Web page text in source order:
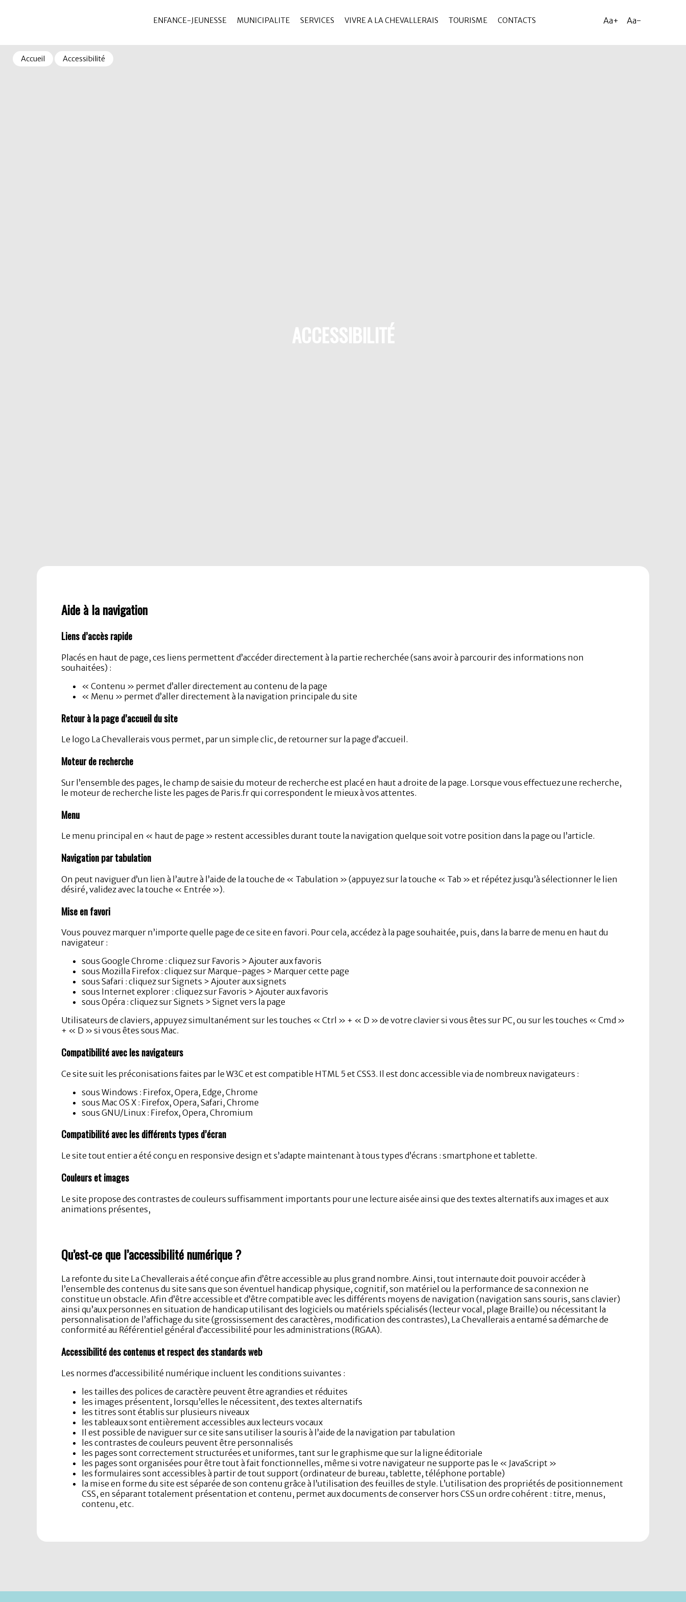
ENFANCE-JEUNESSE MUNICIPALITE SERVICES VIVRE A LA CHEVALLERAIS TOURISME CONTACTS Aa+ Aa-
Accueil Accessibilité
ACCESSIBILITÉ
Aide à la navigation
Liens d’accès rapide
Placés en haut de page, ces liens permettent d’accéder directement à la partie recherchée (sans avoir à parcourir des informations non
souhaitées) :
« Contenu » permet d’aller directement au contenu de la page
« Menu » permet d’aller directement à la navigation principale du site
Retour à la page d’accueil du site
Le logo La Chevallerais vous permet, par un simple clic, de retourner sur la page d’accueil.
Moteur de recherche
Sur l’ensemble des pages, le champ de saisie du moteur de recherche est placé en haut a droite de la page. Lorsque vous effectuez une recherche,
le moteur de recherche liste les pages de Paris.fr qui correspondent le mieux à vos attentes.
Menu
Le menu principal en « haut de page » restent accessibles durant toute la navigation quelque soit votre position dans la page ou l’article.
Navigation par tabulation
On peut naviguer d’un lien à l’autre à l’aide de la touche de « Tabulation » (appuyez sur la touche « Tab » et répétez jusqu’à sélectionner le lien
désiré, validez avec la touche « Entrée »).
Mise en favori
Vous pouvez marquer n’importe quelle page de ce site en favori. Pour cela, accédez à la page souhaitée, puis, dans la barre de menu en haut du
navigateur :
sous Google Chrome : cliquez sur Favoris > Ajouter aux favoris
sous Mozilla Firefox : cliquez sur Marque-pages > Marquer cette page
sous Safari : cliquez sur Signets > Ajouter aux signets
sous Internet explorer : cliquez sur Favoris > Ajouter aux favoris
sous Opéra : cliquez sur Signets > Signet vers la page
Utilisateurs de claviers, appuyez simultanément sur les touches « Ctrl » + « D » de votre clavier si vous êtes sur PC, ou sur les touches « Cmd »
+ « D » si vous êtes sous Mac.
Compatibilité avec les navigateurs
Ce site suit les préconisations faites par le W3C et est compatible HTML 5 et CSS3. Il est donc accessible via de nombreux navigateurs :
sous Windows : Firefox, Opera, Edge, Chrome
sous Mac OS X : Firefox, Opera, Safari, Chrome
sous GNU/Linux : Firefox, Opera, Chromium
Compatibilité avec les différents types d’écran
Le site tout entier a été conçu en responsive design et s’adapte maintenant à tous types d’écrans : smartphone et tablette.
Couleurs et images
Le site propose des contrastes de couleurs suffisamment importants pour une lecture aisée ainsi que des textes alternatifs aux images et aux
animations présentes,
Qu’est-ce que l’accessibilité numérique ?
La refonte du site La Chevallerais a été conçue afin d’être accessible au plus grand nombre. Ainsi, tout internaute doit pouvoir accéder à
l’ensemble des contenus du site sans que son éventuel handicap physique, cognitif, son matériel ou la performance de sa connexion ne
constitue un obstacle. Afin d’être accessible et d’être compatible avec les différents moyens de navigation (navigation sans souris, sans clavier)
ainsi qu’aux personnes en situation de handicap utilisant des logiciels ou matériels spécialisés (lecteur vocal, plage Braille) ou nécessitant la
personnalisation de l’affichage du site (grossissement des caractères, modification des contrastes), La Chevallerais a entamé sa démarche de
conformité au Référentiel général d’accessibilité pour les administrations (RGAA).
Accessibilité des contenus et respect des standards web
Les normes d’accessibilité numérique incluent les conditions suivantes :
les tailles des polices de caractère peuvent être agrandies et réduites
les images présentent, lorsqu’elles le nécessitent, des textes alternatifs
les titres sont établis sur plusieurs niveaux
les tableaux sont entièrement accessibles aux lecteurs vocaux
Il est possible de naviguer sur ce site sans utiliser la souris à l’aide de la navigation par tabulation
les contrastes de couleurs peuvent être personnalisés
les pages sont correctement structurées et uniformes, tant sur le graphisme que sur la ligne éditoriale
les pages sont organisées pour être tout à fait fonctionnelles, même si votre navigateur ne supporte pas le « JavaScript »
les formulaires sont accessibles à partir de tout support (ordinateur de bureau, tablette, téléphone portable)
la mise en forme du site est séparée de son contenu grâce à l’utilisation des feuilles de style. L’utilisation des propriétés de positionnement
CSS, en séparant totalement présentation et contenu, permet aux documents de conserver hors CSS un ordre cohérent : titre, menus,
contenu, etc.